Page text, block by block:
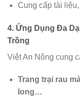
Cung cấp tài
4. Ứng Dụng Đa
Trồng
Việt An Nông cung
Trang trại rau
long…